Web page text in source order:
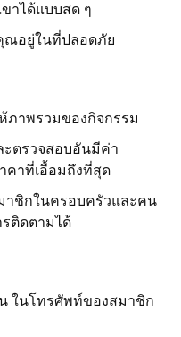
าได้แบบสด ๆ
ณอยู่ในที่ปลอดภัย
ภาพรวมของกิจกรรม
ตรวจสอบอันมีค่า
าที่เอื้อมถึงที่สุด
าชิกในครอบครัวและคน
ติดตามได้
ในโทรศัพท์ของสมาชิก